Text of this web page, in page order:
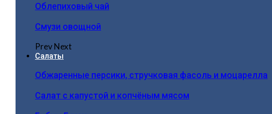
Облепиховый чай
Смузи овощной
PrevNext
Салаты
Обжаренные персики, стручковая фасоль и моцарелла
Салат с капустой и копчёным мясом